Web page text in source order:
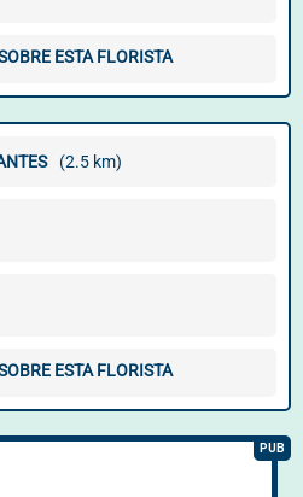
ESTA FLORISTA
(2.5 km)
ESTA FLORISTA